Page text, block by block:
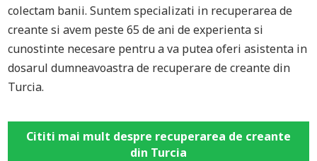
colectam banii. Suntem specializati in recuperarea de
creante si avem peste 65 de ani de experienta si
cunostinte necesare pentru a va putea oferi asistenta in
dosarul dumneavoastra de recuperare de creante din
Turcia.
Cititi mai mult despre recuperarea de creante
din Turcia